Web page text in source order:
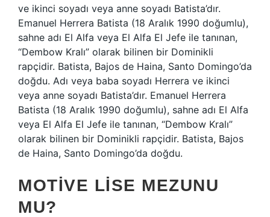
ve ikinci soyadı veya anne soyadı Batista’dır.
Emanuel Herrera Batista (18 Aralık 1990 doğumlu),
sahne adı El Alfa veya El Alfa El Jefe ile tanınan,
“Dembow Kralı” olarak bilinen bir Dominikli
rapçidir. Batista, Bajos de Haina, Santo Domingo’da
doğdu. Adı veya baba soyadı Herrera ve ikinci
veya anne soyadı Batista’dır. Emanuel Herrera
Batista (18 Aralık 1990 doğumlu), sahne adı El Alfa
veya El Alfa El Jefe ile tanınan, “Dembow Kralı”
olarak bilinen bir Dominikli rapçidir. Batista, Bajos
de Haina, Santo Domingo’da doğdu.
MOTIVE LISE MEZUNU
MU?